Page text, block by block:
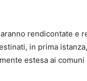
rendicontate e
in prima
estesa ai